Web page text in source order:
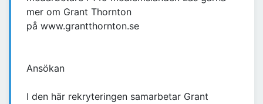
mer om Grant Thornton
på www.grantthornton.se
Ansökan
I den här rekryteringen samarbetar Grant